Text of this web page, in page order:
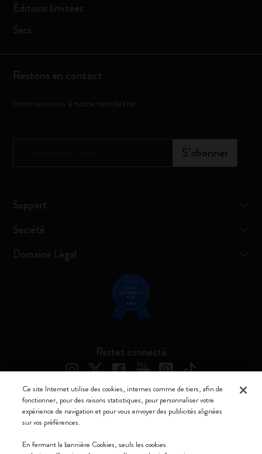
Éditions limitées
Sacs
Restons en contact
Inscrivez-vous à notre newsletter
S’abonner
Support
Société
Domaine Légal
Restez connecté
Moleskine ® est une marque enregistrée de Moleskine Srl a socio unico
Italia - P. IVA / CCIAA n. 07234480965 - REA MI 1945400 - Cap.
Ce site Internet utilise des cookies, internes comme de tiers, afin de
fonctionner, pour des raisons statistiques, pour personnaliser votre
expérience de navigation et pour vous envoyer des publicités alignées
sur vos préférences.
En fermant la bannière Cookies, seuls les cookies